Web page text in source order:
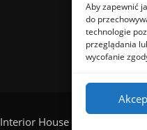
Aby zapewnić
do
technologie
przeglądania
wycofanie
Interior House theme by